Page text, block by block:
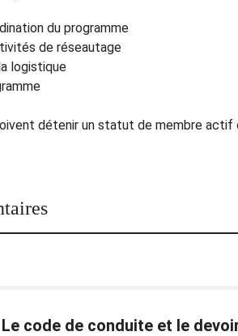
du programme
de réseautage
logistique
détenir un statut de membre actif
Le code de conduite et le